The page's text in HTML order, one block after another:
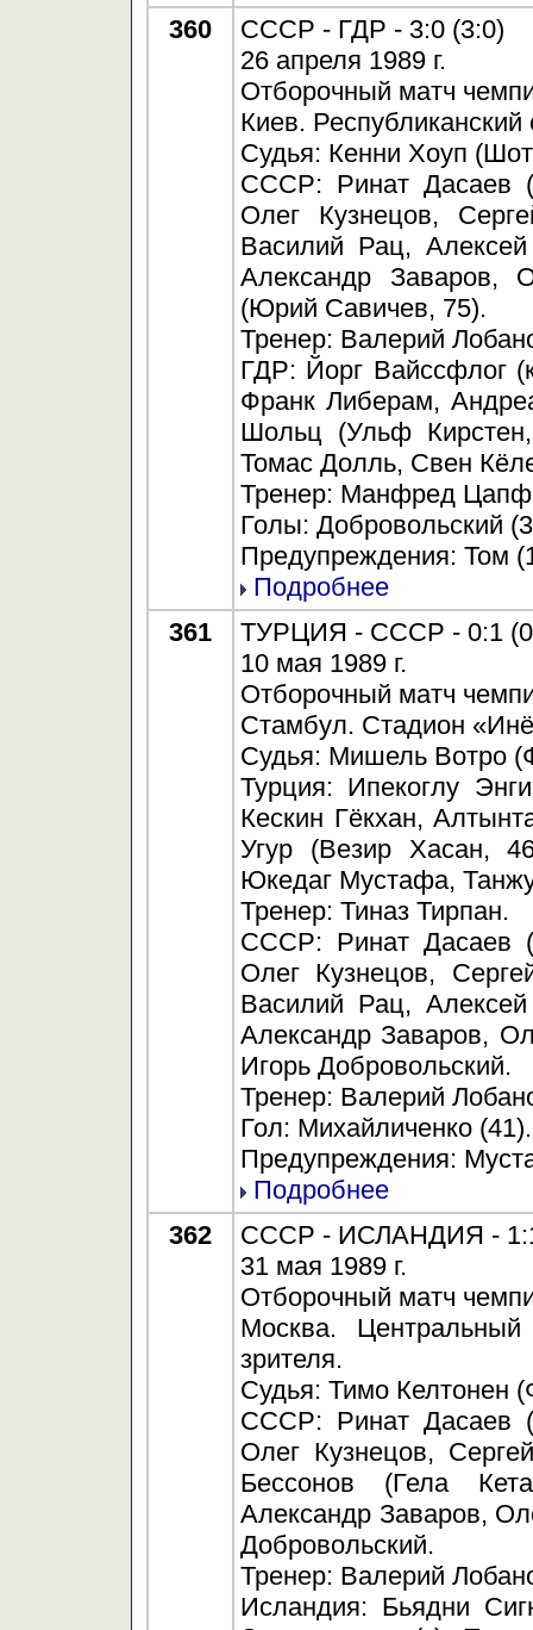
360
СССР - ГДР - 3:0 (3:0)
26 апреля 1989 г.
Отборочный матч
Киев.
Судья: Кенни Хоуп
СССР: Ринат Дасаев
Олег Кузнецов,
Василий Рац, Алексей
Александр Заваров,
(Юрий Савичев, 75).
Тренер: Валерий
ГДР: Йорг Вайссфлог
Франк Либерам,
Шольц (Ульф
Томас Долль, Свен
Тренер: Манфред
Голы: Добровольский
Предупреждения: Том
Подробнее
361
ТУРЦИЯ - СССР - 0:1
10 мая 1989 г.
Отборочный матч
Стамбул. Стадион
Судья: Мишель Вотро
Турция: Ипекоглу
Кескин Гёкхан,
Угур (Везир Хасан,
Юкедаг Мустафа,
Тренер: Тиназ Тирпан.
СССР: Ринат Дасаев
Олег Кузнецов,
Василий Рац, Алексей
Александр Заваров,
Игорь Добровольский.
Тренер: Валерий
Гол: Михайличенко (41).
Предупреждения:
Подробнее
362
СССР - ИСЛАНДИЯ -
31 мая 1989 г.
Отборочный матч
Москва.
зрителя.
Судья: Тимо Келтонен
СССР: Ринат Дасаев
Олег Кузнецов,
Бессонов (Гела
Александр Заваров,
Добровольский.
Тренер: Валерий
Исландия: Бьядни